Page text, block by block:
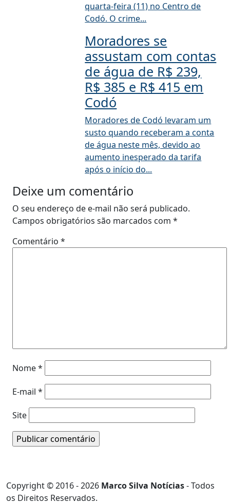
quarta-feira (11) no Centro de
Codó. O crime...
Moradores se
assustam com contas
de água de R$ 239,
R$ 385 e R$ 415 em
Codó
Moradores de Codó levaram um
susto quando receberam a conta
de água neste mês, devido ao
aumento inesperado da tarifa
após o início do...
Deixe um comentário
O seu endereço de e-mail não será publicado.
Campos obrigatórios são marcados com *
Comentário *
Nome*
E-mail *
Site
Copyright © 2016 - 2026 Marco Silva Notícias- Todos
os Direitos Reservados.